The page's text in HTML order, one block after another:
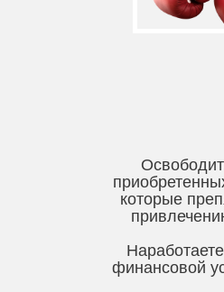
которые
финансовой